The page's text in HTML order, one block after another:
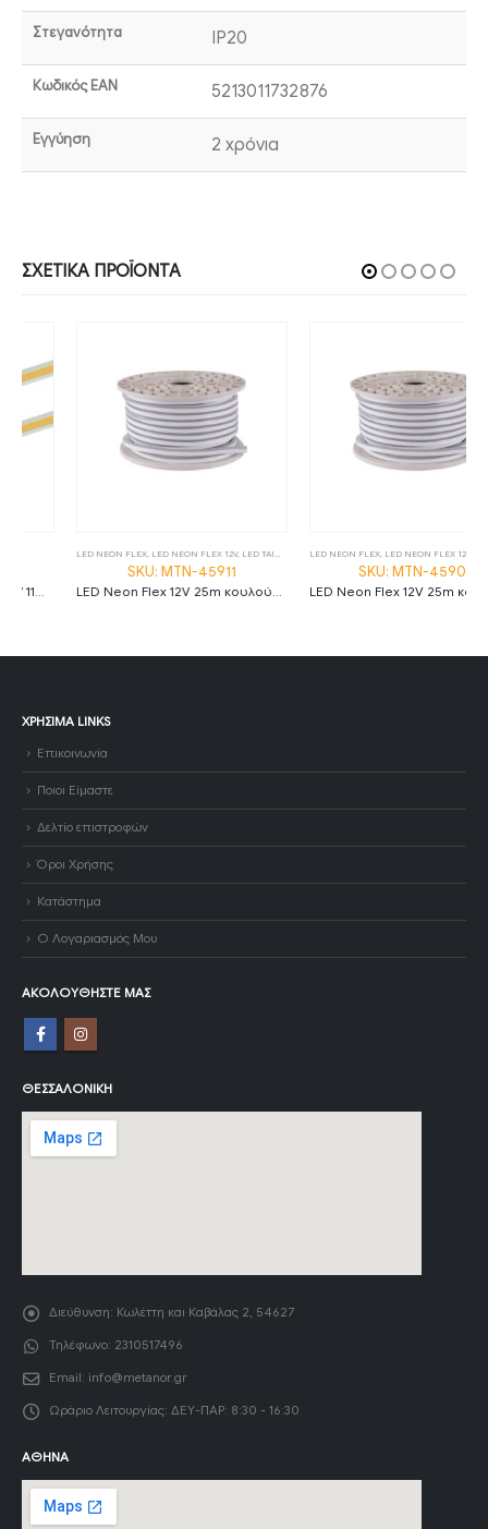
Στεγανότητα IP20
Κωδικός EAN 5213011732876
Εγγύηση 2 χρόνια
ΣΧΕΤΙΚΆ ΠΡΟΪΌΝΤΑ
LED NEON FLEX, LED NEON FLEX 12V,LED ΤΑΙΝΙΕΣ
SKU: MTN-45911
LED Neon Flex 12V 25m κουλούρα 6W/m φυσικό λευκό
LED NEON FLEX, LED NEON FLEX 12V,LED ΤΑΙΝΙΕΣ
SKU: MTN-45901
LED Neon Flex 12V 25m κουλούρα 6W/m ψυχρό λευκό
ΧΡΉΣΙΜΑ LINKS
Επικοινωνία
Ποιοι Είμαστε
Δελτίο επιστροφών
Όροι Χρήσης
Κατάστημα
Ο Λογαριασμός Μου
ΑΚΟΛΟΥΘΉΣΤΕ ΜΑΣ
ΘΕΣΣΑΛΟΝΊΚΗ
Διεύθυνση: Κωλέττη και Καβάλας 2, 54627
Τηλέφωνο: 2310517496
Email: info@metanor.gr
Ωράριο Λειτουργίας: ΔΕΥ-ΠΑΡ: 8:30 - 16:30
ΑΘΉΝΑ